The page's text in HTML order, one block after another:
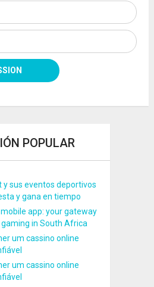
POPULAR
y sus eventos deportivos
y gana en tiempo
app: your gateway
in South Africa
um cassino online
um cassino online